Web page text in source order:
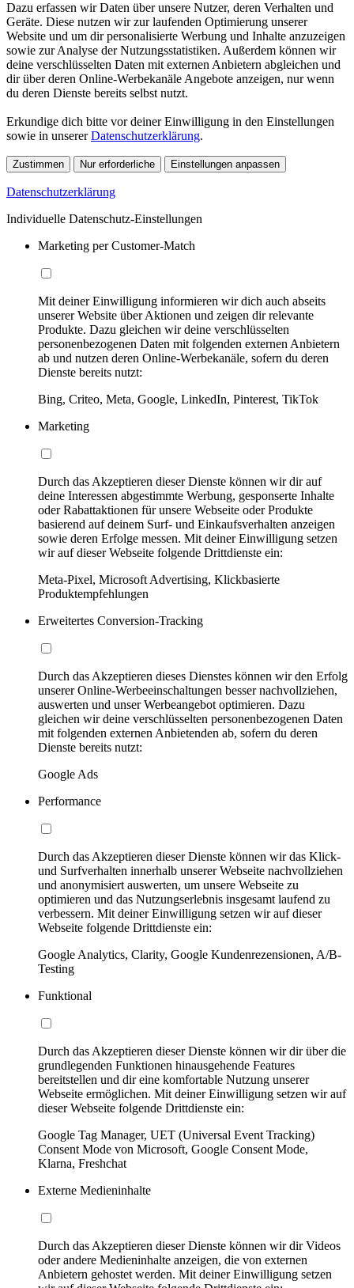
Dazu erfassen wir Daten über unsere Nutzer, deren Verhalten und
Geräte. Diese nutzen wir zur laufenden Optimierung unserer
Website und um dir personalisierte Werbung und Inhalte anzuzeigen
sowie zur Analyse der Nutzungsstatistiken. Außerdem können wir
deine verschlüsselten Daten mit externen Anbietern abgleichen und
dir über deren Online-Werbekanäle Angebote anzeigen, nur wenn
du deren Dienste bereits selbst nutzt.
Erkundige dich bitte vor deiner Einwilligung in den Einstellungen
sowie in unsererDatenschutzerklärung.
Zustimmen Nur erforderliche Einstellungen anpassen
Datenschutzerklärung
Individuelle Datenschutz-Einstellungen
Marketing per Customer-Match
Mit deiner Einwilligung informieren wir dich auch abseits
unserer Website über Aktionen und zeigen dir relevante
Produkte. Dazu gleichen wir deine verschlüsselten
personenbezogenen Daten mit folgenden externen Anbietern
ab und nutzen deren Online-Werbekanäle, sofern du deren
Dienste bereits nutzt:
Bing, Criteo, Meta, Google, LinkedIn, Pinterest, TikTok
Marketing
Durch das Akzeptieren dieser Dienste können wir dir auf
deine Interessen abgestimmte Werbung, gesponserte Inhalte
oder Rabattaktionen für unsere Webseite oder Produkte
basierend auf deinem Surf- und Einkaufsverhalten anzeigen
sowie deren Erfolge messen. Mit deiner Einwilligung setzen
wir auf dieser Webseite folgende Drittdienste ein:
Meta-Pixel, Microsoft Advertising, Klickbasierte
Produktempfehlungen
Erweitertes Conversion-Tracking
Durch das Akzeptieren dieses Dienstes können wir den Erfolg
unserer Online-Werbeeinschaltungen besser nachvollziehen,
auswerten und unser Werbeangebot optimieren. Dazu
gleichen wir deine verschlüsselten personenbezogenen Daten
mit folgenden externen Anbietenden ab, sofern du deren
Dienste bereits nutzt:
Google Ads
Performance
Durch das Akzeptieren dieser Dienste können wir das Klick-
und Surfverhalten innerhalb unserer Webseite nachvollziehen
und anonymisiert auswerten, um unsere Webseite zu
optimieren und das Nutzungserlebnis insgesamt laufend zu
verbessern. Mit deiner Einwilligung setzen wir auf dieser
Webseite folgende Drittdienste ein:
Google Analytics, Clarity, Google Kundenrezensionen, A/B-
Testing
Funktional
Durch das Akzeptieren dieser Dienste können wir dir über die
grundlegenden Funktionen hinausgehende Features
bereitstellen und dir eine komfortable Nutzung unserer
Webseite ermöglichen. Mit deiner Einwilligung setzen wir auf
dieser Webseite folgende Drittdienste ein:
Google Tag Manager, UET (Universal Event Tracking)
Consent Mode von Microsoft, Google Consent Mode,
Klarna, Freshchat
Externe Medieninhalte
Durch das Akzeptieren dieser Dienste können wir dir Videos
oder andere Medieninhalte anzeigen, die von externen
Anbietern gehostet werden. Mit deiner Einwilligung setzen